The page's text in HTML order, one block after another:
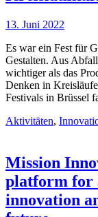
13. Juni 2022
Es war ein Fest für
Gestalten. Aus
wichtiger als das
Denken in
Festivals in Brüssel
Aktivitäten,
Mission
platform for
innovation